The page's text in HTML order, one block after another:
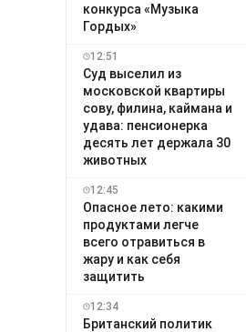
конкурса «Музыка
Гордых»
12:51
Суд выселил из
московской квартиры
сову, филина, каймана и
удава: пенсионерка
десять лет держала 30
животных
12:45
Опасное лето: какими
продуктами легче
всего отравиться в
жару и как себя
защитить
12:34
Британский политик